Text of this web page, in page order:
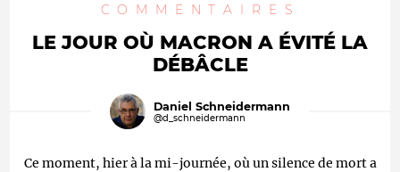
COMMENTAIRES
LE JOUR OÙ MACRON A ÉVITÉ LA
DÉBÂCLE
Daniel Schneidermann
@d_schneidermann
Ce moment, hier à la mi-journée, où un silence de mort a